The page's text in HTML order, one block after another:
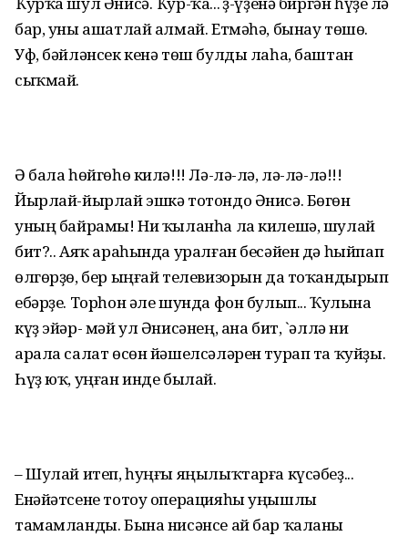
бар, уны ашатлай алмай. Етмәһә, бынау төшө.
Уф, бәйләнсек кенә төш булды лаһа, баштан
сыҡмай.
Ә бала һөйгөһө килә!!! Лә-лә-лә, лә-лә-лә!!!
Йырлай-йырлай эшкә тотондо Әнисә. Бөгөн
уның байрамы! Ни ҡыланһа ла килешә, шулай
бит?.. Аяҡ араһында уралған бесәйен дә һыйпап
өлгөрҙө, бер ыңғай телевизорын да тоҡандырып
ебәрҙе. Торһон әле шунда фон булып... Ҡулына
күҙ эйәр- мәй ул Әнисәнең, ана бит, `әллә ни
арала салат өсөн йәшелсәләрен турап та ҡуйҙы.
Һүҙ юҡ, уңған инде былай.
– Шулай итеп, һуңғы яңылыҡтарға күсәбеҙ...
Енәйәтсене тотоу операцияһы уңышлы
тамамланды. Бына нисәнсе ай бар ҡаланы